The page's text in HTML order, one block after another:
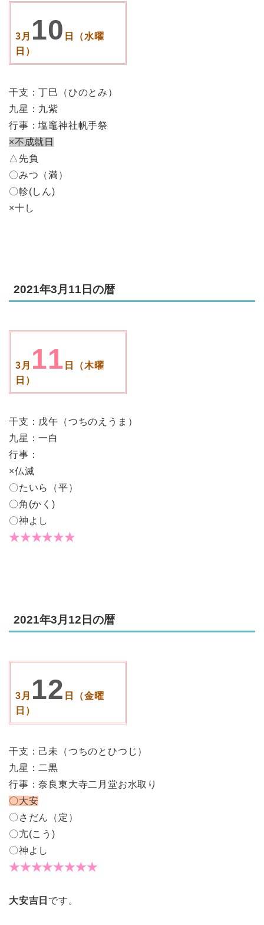
3月 10 日（水曜
日）
干支：丁巳（ひのとみ）
九星：九紫
行事：塩竈神社帆手祭
×不成就日
△先負
〇みつ（満）
〇軫(しん)
×十し
2021年3月11日の暦
3月 11 日（木曜
日）
干支：戊午（つちのえうま）
九星：一白
行事：
×仏滅
〇たいら（平）
〇角(かく)
〇神よし
★★★★★★
2021年3月12日の暦
3月 12 日（金曜
日）
干支：己未（つちのとひつじ）
九星：二黒
行事：奈良東大寺二月堂お水取り
〇大安
〇さだん（定）
〇亢(こう)
〇神よし
★★★★★★★★
大安吉日 です。